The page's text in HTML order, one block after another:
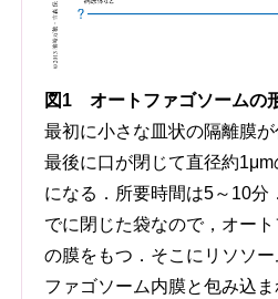
図1 オートファゴソームの
最初に小さな皿状の隔離膜
最後に口が閉じて直径約
になる．所要時間は5～10分
でに閉じた袋なので，オー
の膜をもつ．そこにリソソ
ファゴソーム内膜と包み込